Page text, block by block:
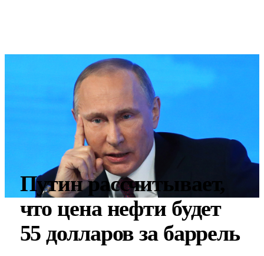
Путин рассчитывает,
что цена нефти будет
55 долларов за баррель